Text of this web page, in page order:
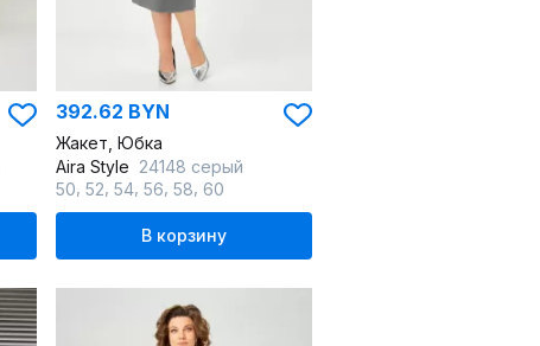
392.62 BYN
Жакет, Юбка
Aira Style 24148 серый
50 52 54 56 58 60
В корзину